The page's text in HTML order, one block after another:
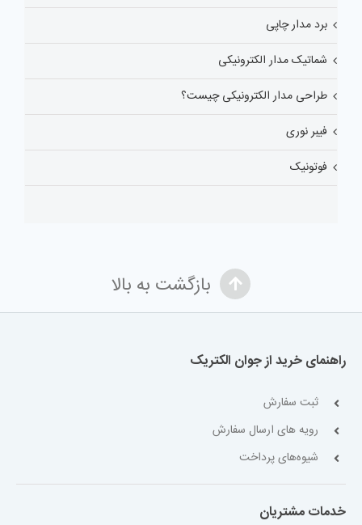
برد مدار چاپی
شماتیک مدار الکترونیکی
طراحی مدار الکترونیکی چیست؟
فیبر نوری
فوتونیک
بازگشت به بالا
راهنمای خرید از جوان الکتریک
ثبت سفارش
رویه های ارسال سفارش
شیوه‌های پرداخت
خدمات مشتریان